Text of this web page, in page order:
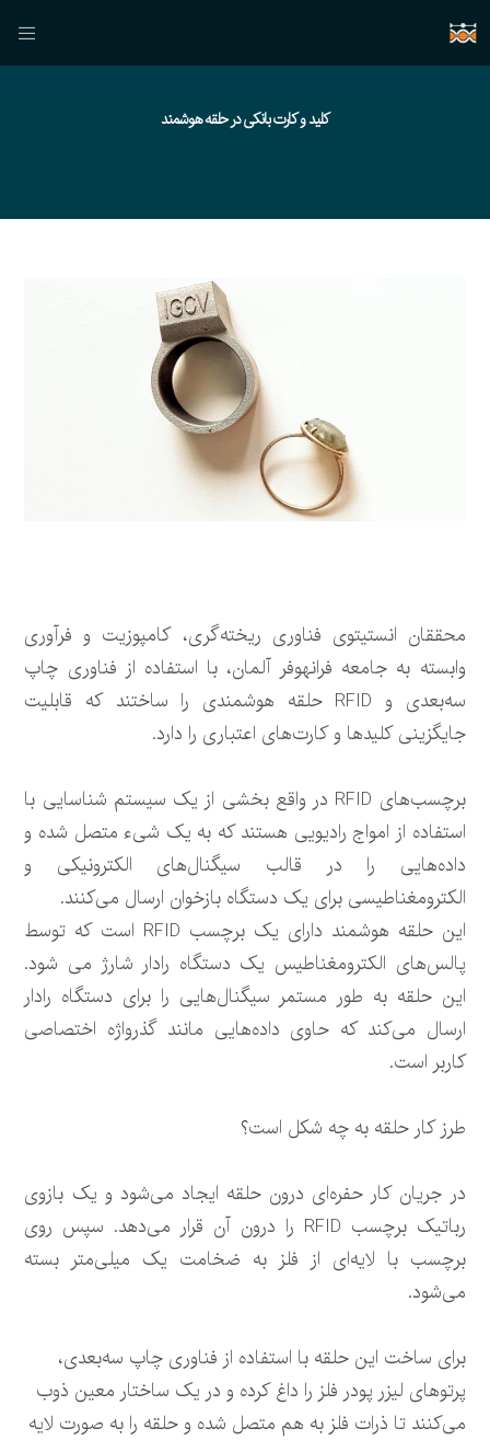
کلید و کارت بانکی در حلقه هوشمند
محققان انستیتوی فناوری ریخته‌گری، کامپوزیت و فرآوری
وابسته به جامعه فرانهوفر آلمان، با استفاده از فناوری چاپ
سه‌بعدی و RFID حلقه هوشمندی را ساختند که قابلیت
جایگزینی کلیدها و کارت‌های اعتباری را دارد.
برچسب‌های RFID در واقع بخشی از یک سیستم شناسایی با
استفاده از امواج رادیویی هستند که به یک شیء متصل شده و
داده‌هایی را در قالب سیگنال‌های الکترونیکی و
الکترومغناطیسی برای یک دستگاه بازخوان ارسال می‌کنند.
این حلقه هوشمند دارای یک برچسب RFID است که توسط
پالس‌های الکترومغناطیس یک دستگاه رادار شارژ می شود.
این حلقه به طور مستمر سیگنال‌هایی را برای دستگاه رادار
ارسال می‌کند که حاوی داده‌هایی مانند گذرواژه اختصاصی
کاربر است.
طرز کار حلقه به چه شکل است؟
در جریان کار حفره‌ای درون حلقه ایجاد می‌شود و یک بازوی
رباتیک برچسب RFID را درون آن قرار می‌دهد. سپس روی
برچسب با لایه‌ای از فلز به ضخامت یک میلی‌متر بسته
می‌شود.
برای ساخت این حلقه با استفاده از فناوری چاپ سه‌بعدی،
پرتوهای لیزر پودر فلز را داغ کرده و در یک ساختار معین ذوب
می‌کنند تا ذرات فلز به هم متصل شده و حلقه را به صورت لایه